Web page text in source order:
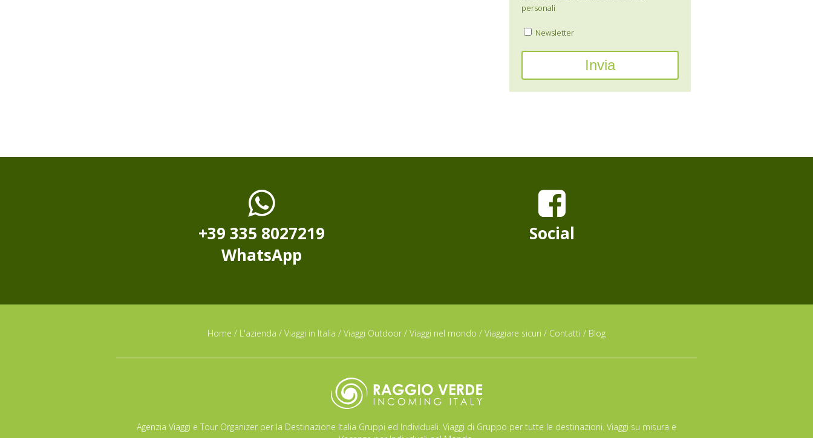
personali
Newsletter
+39 335 8027219
WhatsApp
Social
Home / L'azienda / Viaggi in Italia / Viaggi Outdoor / Viaggi nel mondo / Viaggiare sicuri / Contatti / Blog
Agenzia Viaggi e Tour Organizer per la Destinazione Italia Gruppi ed Individuali. Viaggi di Gruppo per tutte le destinazioni. Viaggi su misura e